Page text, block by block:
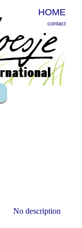
HOME
contact
No description